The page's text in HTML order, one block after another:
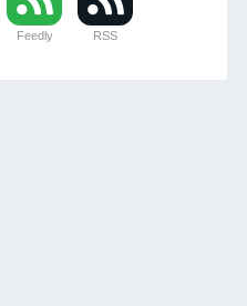
Feedly RSS